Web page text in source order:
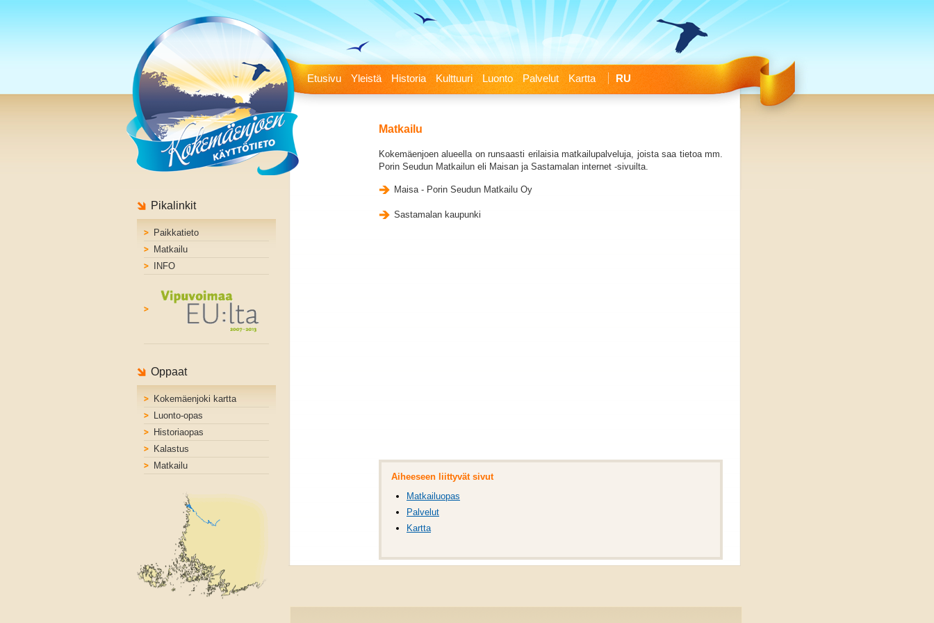
Etusivu Yleistä Historia Kulttuuri Luonto Palvelut Kartta RU
Matkailu
Kokemäenjoen alueella on runsaasti erilaisia matkailupalveluja, joista saa tietoa mm.
Porin Seudun Matkailun eli Maisan ja Sastamalan internet -sivuilta.
Maisa - Porin Seudun Matkailu Oy
Sastamalan kaupunki
Aiheeseen liittyvät sivut
Matkailuopas
Palvelut
Kartta
Pikalinkit
Paikkatieto
Matkailu
INFO
Oppaat
Kokemäenjoki kartta
Luonto-opas
Historiaopas
Kalastus
Matkailu